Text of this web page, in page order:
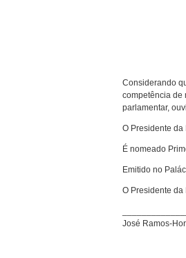
Considerando
competência de
parlamentar,
O Presidente
É nomeado
Emitido no
O Presidente
José Ramos-